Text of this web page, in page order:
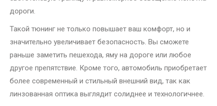
дороги.
Такой тюнинг не только повышает ваш комфорт, но и
значительно увеличивает безопасность. Вы сможете
раньше заметить пешехода, яму на дороге или любое
другое препятствие. Кроме того, автомобиль приобретает
более современный и стильный внешний вид, так как
линзованная оптика выглядит солиднее и технологичнее.